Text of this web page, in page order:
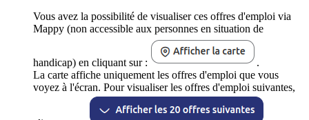
Vous avez la possibilité de visualiser ces offres d'emploi via
Mappy (non accessible aux personnes en situation de
handicap) en cliquant sur :
.
La carte affiche uniquement les offres d'emploi que vous
voyez à l'écran. Pour visualiser les offres d'emploi suivantes,